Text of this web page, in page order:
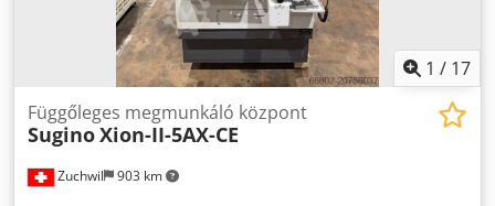
1 / 17
Zuchwil 903 km
Függőleges megmunkáló központ
SuginoXion-II-5AX-CE